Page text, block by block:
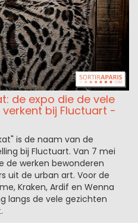
de expo die de vele
bij Fluctuart -
is de naam van de
bij Fluctuart. Van 7 mei
de werken bewonderen
uit de urban art. Voor de
Kraken, Ardif en Wenna
langs de vele gezichten